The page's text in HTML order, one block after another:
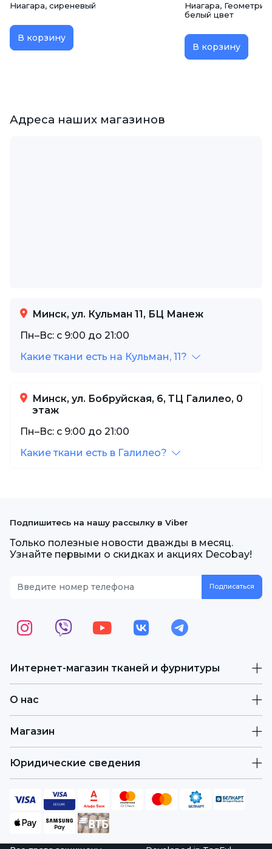
Ниагара, сиреневый
В корзину
Ниагара,
белый цвет
В корзину
Адреса наших магазинов
Минск, ул. Кульман 11, БЦ Манеж
Пн–Вс: с 9:00 до 21:00
Какие ткани есть на Кульман, 11?
Минск, ул. Бобруйская, 6, ТЦ Галилео, 0
этаж
Пн–Вс: с 9:00 до 21:00
Какие ткани есть в Галилео?
Интернет-магазин тканей и фурнитуры
О нас
Магазин
Юридические сведения
Подпишитесь на нашу рассылку в Viber
Только полезные новости дважды в месяц.
Узнайте первыми о скидках и акциях Decobay!